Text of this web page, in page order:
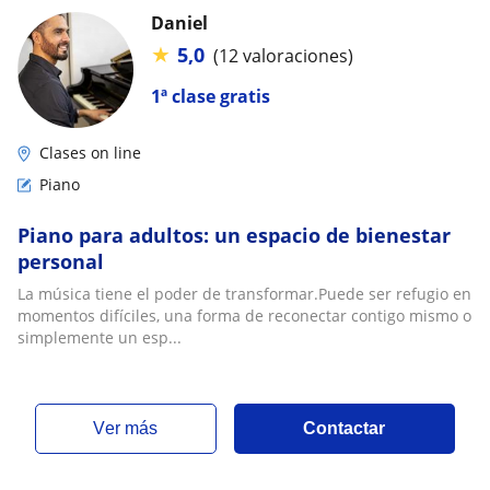
1ª clase gratis
Daniel
★ 5,0 (12 valoraciones)
Clases on line
Piano
Piano para adultos: un espacio de bienestar
personal
La música tiene el poder de transformar.Puede ser refugio en
momentos difíciles, una forma de reconectar contigo mismo o
simplemente un esp...
ver más Contactar